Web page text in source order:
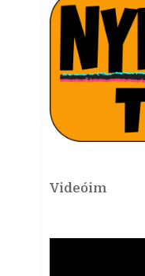
Videóim